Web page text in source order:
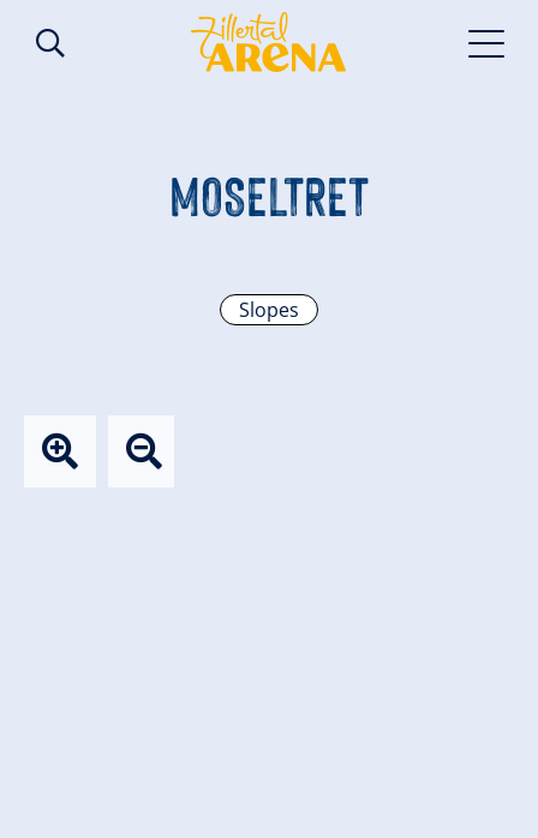
MOSELTRET
Slopes